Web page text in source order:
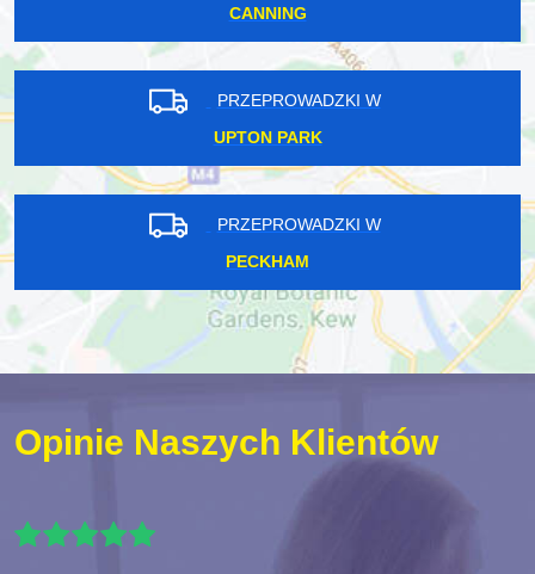
CANNING
PRZEPROWADZKI W
UPTON PARK
PRZEPROWADZKI W
PECKHAM
Opinie Naszych Klientów